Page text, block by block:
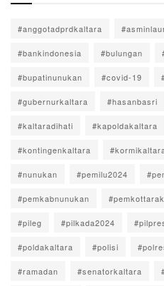
#anggotadprdkaltara
#bankindonesia #bulungan
#bupatinunukan #covid-19
#gubernurkaltara #hasanbasri
#kaltaradihati #kapoldakaltara
#kontingenkaltara
#nunukan #pemilu2024
#pemkabnunukan
#pileg #pilkada2024
#poldakaltara #polisi
#ramadan #senatorkaltara